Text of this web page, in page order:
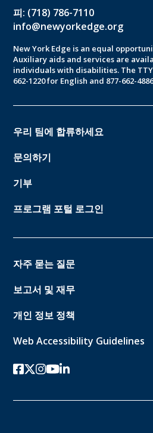
피: (718) 786-7110
info@newyorkedge.org
New York Edge is an equal
Auxiliary aids and services are
individuals with disabilities. The
662-1220 for English and 877-662-
우리 팀에 합류하세요
문의하기
기부
프로그램 포털 로그인
자주 묻는 질문
보고서 및 재무
개인 정보 정책
Web Accessibility Guidelines
페이스북
트위터-x
인스 타 그램
유튜브링크드인